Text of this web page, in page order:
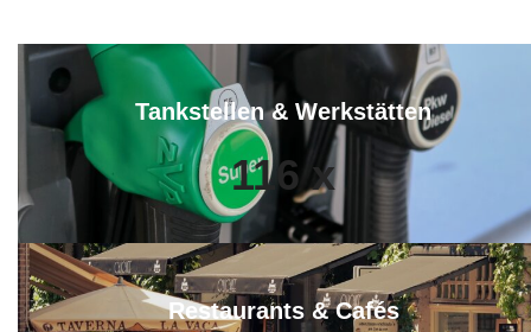
Tankstellen & Werkstätten
116 x
Restaurants & Cafés